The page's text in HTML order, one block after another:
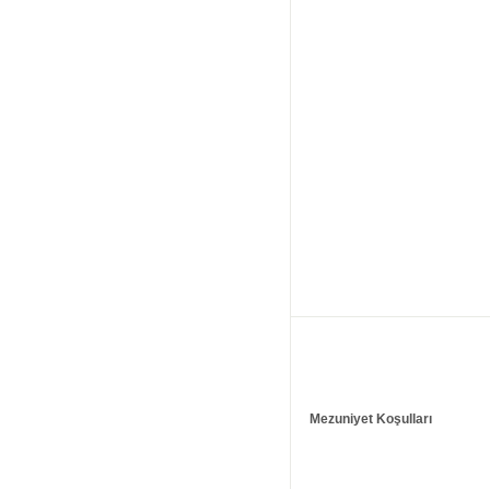
Mezuniyet Koşulları